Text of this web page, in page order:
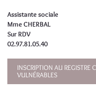
Assistante sociale
Mme CHERBAL
Sur RDV
02.97.81.05.40
INSCRIPTION AU REGISTRE
VULNÉRABLES